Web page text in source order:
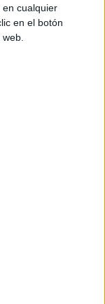
cualquier
en el botón
temática del
de la